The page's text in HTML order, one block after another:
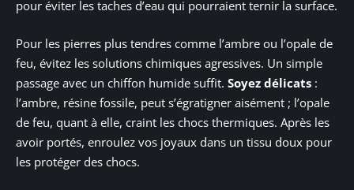
pour éviter les taches d’eau qui pourraient ternir la surface.
Pour les pierres plus tendres comme l’ambre ou l’opale de
feu, évitez les solutions chimiques agressives. Un simple
passage avec un chiffon humide suffit. Soyez délicats :
l’ambre, résine fossile, peut s’égratigner aisément ; l’opale
de feu, quant à elle, craint les chocs thermiques. Après les
avoir portés, enroulez vos joyaux dans un tissu doux pour
les protéger des chocs.